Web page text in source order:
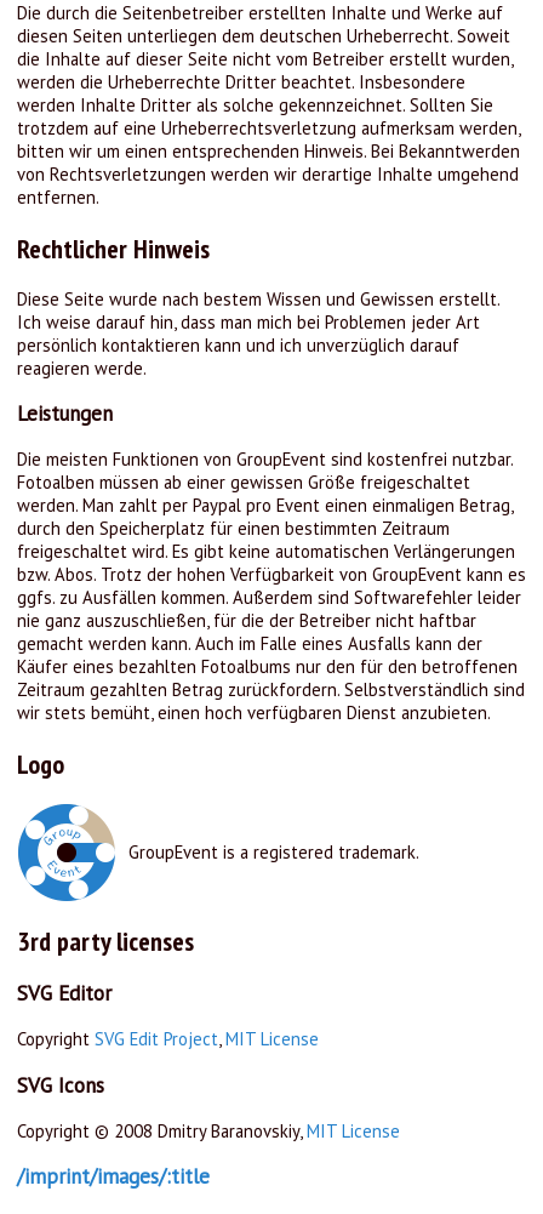
Die durch die Seitenbetreiber erstellten Inhalte und Werke auf
diesen Seiten unterliegen dem deutschen Urheberrecht. Soweit
die Inhalte auf dieser Seite nicht vom Betreiber erstellt wurden,
werden die Urheberrechte Dritter beachtet. Insbesondere
werden Inhalte Dritter als solche gekennzeichnet. Sollten Sie
trotzdem auf eine Urheberrechtsverletzung aufmerksam werden,
bitten wir um einen entsprechenden Hinweis. Bei Bekanntwerden
von Rechtsverletzungen werden wir derartige Inhalte umgehend
entfernen.
Rechtlicher Hinweis
Diese Seite wurde nach bestem Wissen und Gewissen erstellt.
Ich weise darauf hin, dass man mich bei Problemen jeder Art
persönlich kontaktieren kann und ich unverzüglich darauf
reagieren werde.
Leistungen
Die meisten Funktionen von GroupEvent sind kostenfrei nutzbar.
Fotoalben müssen ab einer gewissen Größe freigeschaltet
werden. Man zahlt per Paypal pro Event einen einmaligen Betrag,
durch den Speicherplatz für einen bestimmten Zeitraum
freigeschaltet wird. Es gibt keine automatischen Verlängerungen
bzw. Abos. Trotz der hohen Verfügbarkeit von GroupEvent kann es
ggfs. zu Ausfällen kommen. Außerdem sind Softwarefehler leider
nie ganz auszuschließen, für die der Betreiber nicht haftbar
gemacht werden kann. Auch im Falle eines Ausfalls kann der
Käufer eines bezahlten Fotoalbums nur den für den betroffenen
Zeitraum gezahlten Betrag zurückfordern. Selbstverständlich sind
wir stets bemüht, einen hoch verfügbaren Dienst anzubieten.
Logo
GroupEvent is a registered trademark.
3rd party licenses
SVG Editor
Copyright SVG Edit Project,MIT License
SVG Icons
Copyright © 2008 Dmitry Baranovskiy, MIT License
/imprint/images/:title